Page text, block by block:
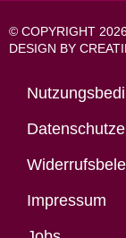
© COPYRIGHT
DESIGN BY
Impressum